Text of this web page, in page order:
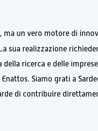
ma un vero motore di
sua realizzazione
ricerca e delle
Siamo grati a
di contribuire